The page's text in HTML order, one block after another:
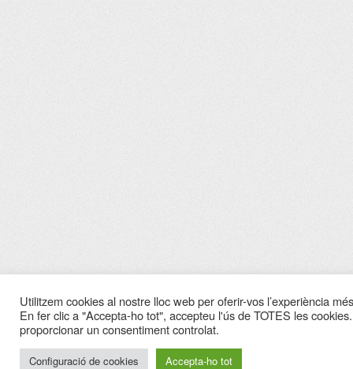
Utilitzem cookies al nostre lloc web per oferir-vos l’experiència
En fer clic a "Accepta-ho tot", accepteu l'ús de TOTES les
proporcionar un consentiment controlat.
Configuració de cookies Accepta-ho tot